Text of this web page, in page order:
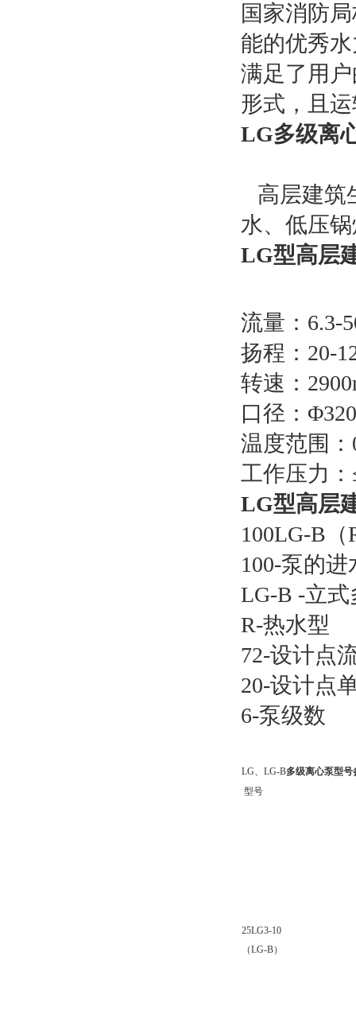
国家消防
能的优秀
满足了用
形式，且
LG多级离
高层建筑
水、低压
LG型高层
流量：6.3-
扬程：20-
转速：
口径：
温度范围
工作压力：
LG型高层
100LG-B（
100-泵的
LG-B -立
R-热水型
72-设计点
20-设计点
6-泵级数
LG、LG-B多级离心泵型号
型号
25LG3-10
（LG-B）